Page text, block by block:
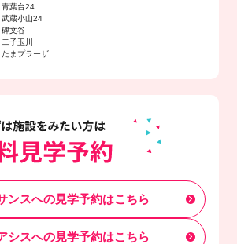
青葉台24
武蔵小山24
碑文谷
子玉川
たまプラーザ
ンスへの見学予約はこちら
シスへの見学予約はこちら